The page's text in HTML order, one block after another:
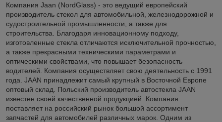
Компания Jaan (NordGlass) - это ведущий европейский
производитель стекол для автомобильной, железнодорожной и
судостроительной промышленности, а также для
строительства. Благодаря инновационному подходу,
изготовленные стекла отличаются исключительной прочностью,
а также прекрасными техническими параметрами и
оптическими свойствами, что повышает безопасность
водителей. Компания осуществляет свою деятельность с 1991
года. JAAN принадлежит самый крупный в Восточной Европе
оптовый склад. Польский производитель автостекла JAAN
известен своей качественной продукцией. Компания
поставляет на российский рынок большой ассортимент
запчастей для автомобилей различных марок. Одним из